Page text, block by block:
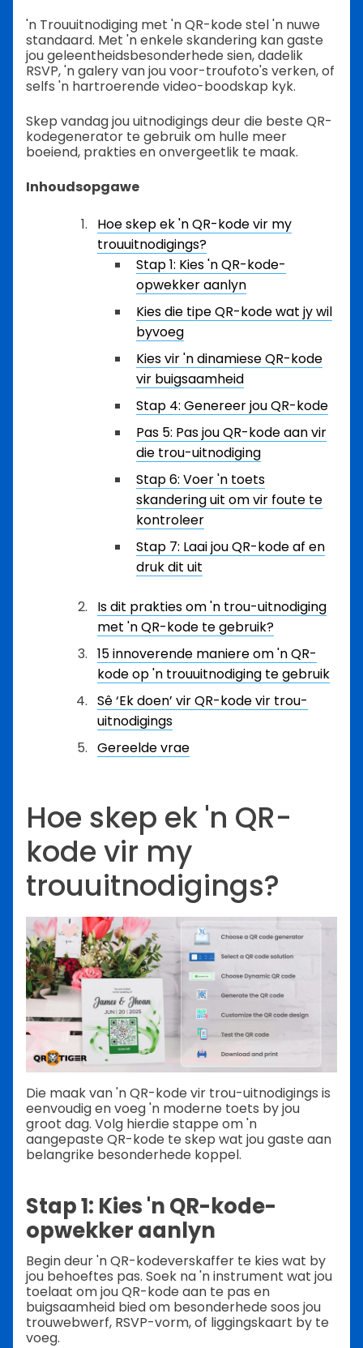
'n Trouuitnodiging met 'n QR-kode stel 'n nuwe
standaard. Met 'n enkele skandering kan gaste
jou geleentheidsbesonderhede sien, dadelik
RSVP, 'n galery van jou voor-troufoto's verken, of
selfs 'n hartroerende video-boodskap kyk.
Skep vandag jou uitnodigings deur die beste QR-
kodegenerator te gebruik om hulle meer
boeiend, prakties en onvergeetlik te maak.
Inhoudsopgawe
Hoe skep ek 'n QR-kode vir my
trouuitnodigings?
Stap 1: Kies 'n QR-kode-
opwekker aanlyn
Kies die tipe QR-kode wat jy wil
byvoeg
Kies vir 'n dinamiese QR-kode
vir buigsaamheid
Stap 4: Genereer jou QR-kode
Pas 5: Pas jou QR-kode aan vir
die trou-uitnodiging
Stap 6: Voer 'n toets
skandering uit om vir foute te
kontroleer
Stap 7: Laai jou QR-kode af en
druk dit uit
Is dit prakties om 'n trou-uitnodiging
met 'n QR-kode te gebruik?
15 innoverende maniere om 'n QR-
kode op 'n trouuitnodiging te gebruik
Sê ‘Ek doen’ vir QR-kode vir trou-
uitnodigings
Gereelde vrae
Hoe skep ek 'n QR-
kode vir my
trouuitnodigings?
Die maak van 'n QR-kode vir trou-uitnodigings is
eenvoudig en voeg 'n moderne toets by jou
groot dag. Volg hierdie stappe om 'n
aangepaste QR-kode te skep wat jou gaste aan
belangrike besonderhede koppel.
Stap 1: Kies 'n QR-kode-
opwekker aanlyn
Begin deur 'n QR-kodeverskaffer te kies wat by
jou behoeftes pas. Soek na 'n instrument wat jou
toelaat om jou QR-kode aan te pas en
buigsaamheid bied om besonderhede soos jou
trouwebwerf, RSVP-vorm, of liggingskaart by te
voeg.